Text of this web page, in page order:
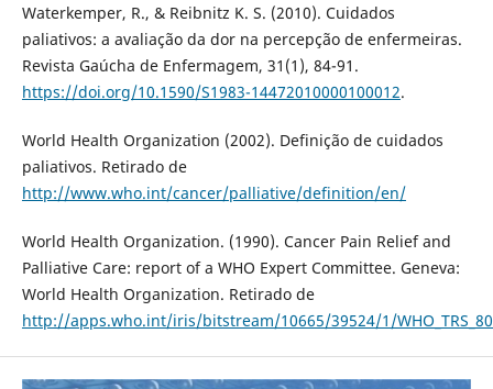
Waterkemper, R., & Reibnitz K. S. (2010). Cuidados
paliativos: a avaliação da dor na percepção de enfermeiras.
Revista Gaúcha de Enfermagem, 31(1), 84-91.
https://doi.org/10.1590/S1983-14472010000100012.
World Health Organization (2002). Definição de cuidados
paliativos. Retirado de
http://www.who.int/cancer/palliative/definition/en/
World Health Organization. (1990). Cancer Pain Relief and
Palliative Care: report of a WHO Expert Committee. Geneva:
World Health Organization. Retirado de
http://apps.who.int/iris/bitstream/10665/39524/1/